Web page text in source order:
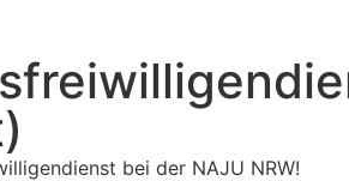
bei der NAJU NRW!